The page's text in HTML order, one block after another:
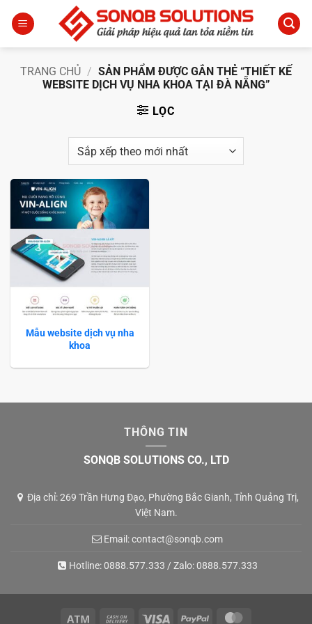
qua
TRANG CHỦ / SẢN PHẨM ĐƯỢC GẮN THẺ “THIẾT KẾ
WEBSITE DỊCH VỤ NHA KHOA TẠI ĐÀ NẴNG”
LỌC
Mẫu website dịch vụ nha
khoa
THÔNG TIN
SONQB SOLUTIONS CO., LTD
Địa chỉ: 269 Trần Hưng Đạo, Phường Bắc Gianh, Tỉnh Quảng Trị,
Việt Nam.
Email:contact@sonqb.com
Hotline:0888.577.333 / Zalo:0888.577.333
Atm Cash Visa PayPal